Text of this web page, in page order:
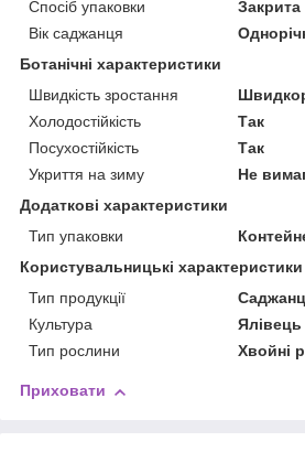
Спосіб упаковки
Вік саджанця
Ботанічні характеристики
Швидкість зростання
Холодостійкість
Так
Посухостійкість
Так
Укриття на зиму
Не
Додаткові характеристики
Тип упаковки
Користувальницькі характеристики
Тип продукції
Культура
Ялівець
Тип рослини
Хвойні
Приховати